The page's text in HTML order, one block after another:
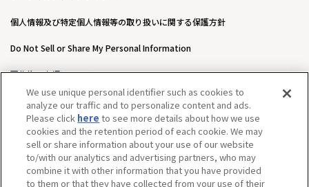
個人情報及び特定個人情報等の取り扱いに関する保護方針
Do Not Sell or Share My Personal Information
著作権・商標について
ウェブアクセシビリティ方針
カスタマーハラスメントに対する基本的な対応方針について
We use unique personal identifier such as cookies to
analyze our traffic and to personalize content and ads.
Please click here to see more details about how we use
cookies and the retention period of each cookie. We may
sell or share information about your use of our website
to/with our analytics and advertising partners, who may
combine it with other information that you have provided
to them or that they have collected from your use of their